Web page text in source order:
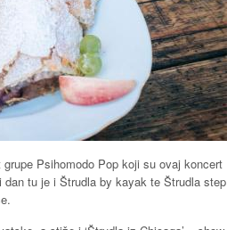
Psihomodo Pop koji su ovaj koncert
dan tu je i Štrudla by kayak te Štrudla step